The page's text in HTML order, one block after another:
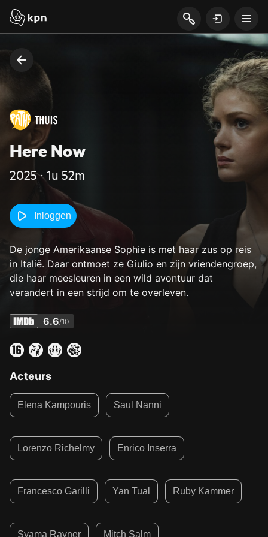
Here Now
2025 ‧ 1u 52m
Inloggen
De jonge Amerikaanse Sophie is met haar zus op reis
in Italië. Daar ontmoet ze Giulio en zijn vriendengroep,
die haar meesleuren in een wild avontuur dat
verandert in een strijd om te overleven.
6.6/10
Acteurs
Elena Kampouris Saul Nanni
Lorenzo Richelmy Enrico Inserra
Francesco Garilli Yan Tual Ruby Kammer
Syama Rayner Mitch Salm